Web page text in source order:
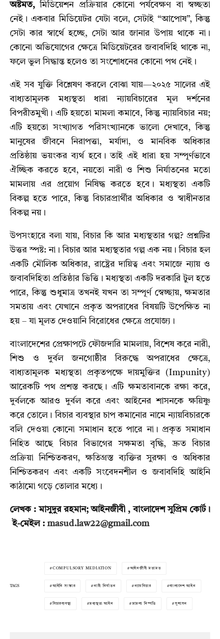
অষ্টমত, মিডিয়েশন প্রক্রিয়ার কোনো পর্যবেক্ষণ বা স্বচ্ছতা
নেই। একবার মিডিয়েটর যেটা বলে, সেটাই “আপোষ”, কিন্তু
সেটা কার স্বার্থে হচ্ছে, সেটা আর জানার উপায় থাকে না।
কোনো অভিযোগের ক্ষেত্রে মিডিয়েটরের জবাবদিহি থাকে না,
ফলে ভুল সিদ্ধান্ত হলেও তা সংশোধনের কোনো পথ নেই।
এই সব যুক্তি বিশ্লেষণ করলে বোঝা যায়—২০২৫ সালের এই
বাধ্যতামূলক মধ্যস্থতা ধারা ন্যায়বিচারের মূল দর্শনের
বিপরীতমুখী। এটি হয়তো মামলা কমাবে, কিন্তু ন্যায়বিচার নয়;
এটি হয়তো সংখ্যাগত পরিসংখ্যানকে ভালো দেখাবে, কিন্তু
মানুষের জীবনে নিরাপত্তা, মর্যাদা, ও মানবিক অধিকার
প্রতিষ্ঠায় ভয়ংকর ব্যর্থ হবে। তাই এই ধারা হয় সম্পূর্ণভাবে
ঐচ্ছিক করতে হবে, নয়তো নারী ও শিশু নির্যাতনের মতো
মামলায় এর প্রয়োগ নিষিদ্ধ করতে হবে। মধ্যস্থতা একটি
বিকল্প হতে পারে, কিন্তু বিচারপ্রার্থীর অধিকার ও স্বাধীনতার
বিকল্প নয়।
উপসংহারে বলা যায়, বিচার কি আর মধ্যস্থতার গল্প? প্রশ্নটির
উত্তর স্পষ্ট: না। বিচার আর মধ্যস্থতার গল্প এক নয়। বিচার হল
একটি মৌলিক অধিকার, রাষ্ট্রের দায়িত্ব এবং সমাজে ন্যায় ও
জবাবদিহিতা প্রতিষ্ঠার ভিত্তি। মধ্যস্থতা একটি দরকারি টুল হতে
পারে, কিন্তু শুধুমাত্র তখনই যখন তা সম্পূর্ণ স্বেচ্ছায়, ক্ষমতার
সমতায় এবং যেখানে প্রকৃত অপরাধের বিষয়টি উপেক্ষিত না
হয় – যা মূলত দেওয়ানি বিরোধের ক্ষেত্রে প্রযোজ্য।
বাংলাদেশের প্রেক্ষাপটে ফৌজদারি মামলায়, বিশেষ করে নারী,
শিশু ও দুর্বল জনগোষ্ঠীর বিরুদ্ধে অপরাধের ক্ষেত্রে,
বাধ্যতামূলক মধ্যস্থতা প্রকৃতপক্ষে দায়মুক্তির (Impunity)
আরেকটি পথ প্রশস্ত করছে। এটি ক্ষমতাবানকে রক্ষা করে,
দুর্বলকে আরও দুর্বল করে এবং আইনের শাসনকে ক্ষয়িষ্ণু
করে তোলে। বিচার ব্যবস্থার চাপ কমানোর নামে ন্যায়বিচারকে
বলি দেওয়া কোনো সমাধান হতে পারে না। প্রকৃত সমাধান
নিহিত আছে বিচার বিভাগের সক্ষমতা বৃদ্ধি, দ্রুত বিচার
প্রক্রিয়া নিশ্চিতকরণ, ক্ষতিগ্রস্ত ব্যক্তির সুরক্ষা ও অধিকার
নিশ্চিতকরণ এবং একটি সংবেদনশীল ও জবাবদিহি আইনি
কাঠামো গড়ে তোলার মধ্যে।
লেখক : মাসুদুর রহমান; আইনজীবী , বাংলাদেশ সুপ্রিম কোর্ট।
ই-মেইল : masud.law22@gmail.com
TAGS
COMPULSORY MEDIATION আইনজীবী মতামত
আইনি সংস্কার নারী নির্যাতন ন্যায়বিচার বাংলাদেশ আইন
বিচারব্যবস্থা মধ্যস্থতা আইন মামলা নিষ্পত্তি সুশাসন